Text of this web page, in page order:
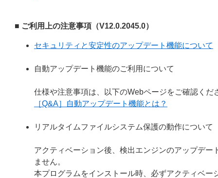
■ ご利用上の注意事項（V12.0.2045.0）
セキュリティと安定性のアップデート機能について
自動アップデート機能のご利用について
仕様や注意事項は、以下のWebページをご確認くだ
［Q&A］自動アップデート機能とは？
リアルタイムファイルシステム保護の動作について
アクティベーション後、検出エンジンのアップデ
ません。
本プログラムをインストール時、必ずアクティベ